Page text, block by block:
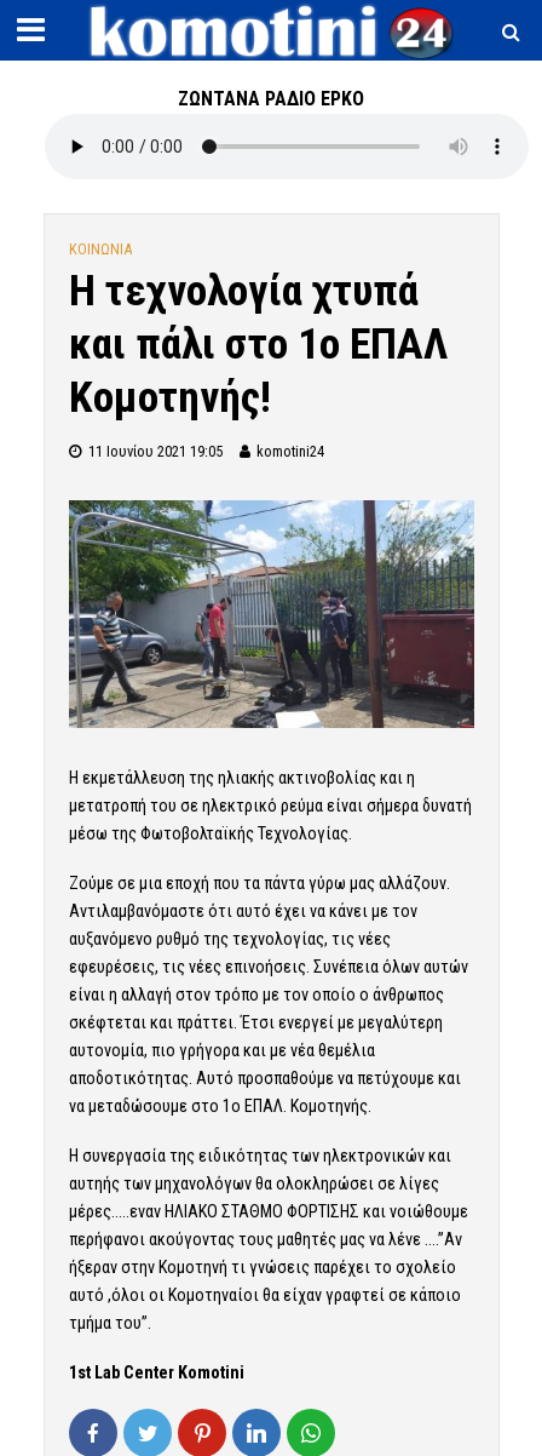
ΖΩΝΤΑΝΑ ΡΑΔΙΟ ΕΡΚΟ
ΚΟΙΝΩΝΙΑ
Η τεχνολογία χτυπά
και πάλι στο 1ο ΕΠΑΛ
Κομοτηνής!
11 Ιουνίου 2021 19:05 komotini24
Η εκμετάλλευση της ηλιακής ακτινοβολίας και η
μετατροπή του σε ηλεκτρικό ρεύμα είναι σήμερα δυνατή
μέσω της Φωτοβολταϊκής Τεχνολογίας.
Ζούμε σε μια εποχή που τα πάντα γύρω μας αλλάζουν.
Αντιλαμβανόμαστε ότι αυτό έχει να κάνει με τον
αυξανόμενο ρυθμό της τεχνολογίας, τις νέες
εφευρέσεις, τις νέες επινοήσεις. Συνέπεια όλων αυτών
είναι η αλλαγή στον τρόπο με τον οποίο ο άνθρωπος
σκέφτεται και πράττει. Έτσι ενεργεί με μεγαλύτερη
αυτονομία, πιο γρήγορα και με νέα θεμέλια
αποδοτικότητας. Αυτό προσπαθούμε να πετύχουμε και
να μεταδώσουμε στο 1ο ΕΠΑΛ. Κομοτηνής.
Η συνεργασία της ειδικότητας των ηλεκτρονικών και
αυτηής των μηχανολόγων θα ολοκληρώσει σε λίγες
μέρες…..εναν ΗΛΙΑΚΟ ΣΤΑΘΜΟ ΦΟΡΤΙΣΗΣ και νοιώθουμε
περήφανοι ακούγοντας τους μαθητές μας να λένε ….”Αν
ήξεραν στην Κομοτηνή τι γνώσεις παρέχει το σχολείο
αυτό ,όλοι οι Κομοτηναίοι θα είχαν γραφτεί σε κάποιο
τμήμα του”.
1st Lab Center Komotini